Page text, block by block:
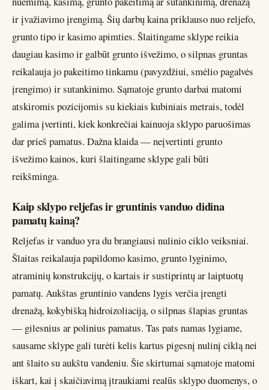
ir įvažiavimo įrengimą. Šių darbų kaina priklauso nuo reljefo,
grunto tipo ir kasimo apimties. Šlaitingame sklype reikia
daugiau kasimo ir galbūt grunto išvežimo, o silpnas gruntas
reikalauja jo pakeitimo tinkamu (pavyzdžiui, smėlio pagalvės
įrengimo) ir sutankinimo. Sąmatoje grunto darbai matomi
atskiromis pozicijomis su kiekiais kubiniais metrais, todėl
galima įvertinti, kiek konkrečiai kainuoja sklypo paruošimas
dar prieš pamatus. Dažna klaida — neįvertinti grunto
išvežimo kainos, kuri šlaitingame sklype gali būti
reikšminga.
Kaip sklypo reljefas ir gruntinis vanduo didina
pamatų kainą?
Reljefas ir vanduo yra du brangiausi nulinio ciklo veiksniai.
Šlaitas reikalauja papildomo kasimo, grunto lyginimo,
atraminių konstrukcijų, o kartais ir sustiprintų ar laiptuotų
pamatų. Aukštas gruntinio vandens lygis verčia įrengti
drenažą, kokybišką hidroizoliaciją, o silpnas šlapias gruntas
— gilesnius ar polinius pamatus. Tas pats namas lygiame,
sausame sklype gali turėti kelis kartus pigesnį nulinį ciklą nei
ant šlaito su aukštu vandeniu. Šie skirtumai sąmatoje matomi
iškart, kai į skaičiavimą įtraukiami realūs sklypo duomenys, o